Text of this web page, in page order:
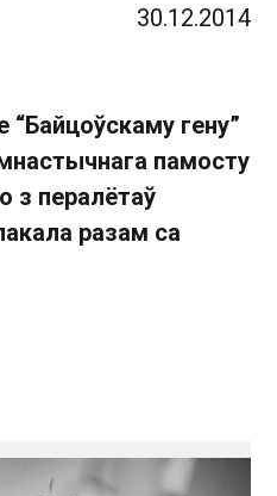
30.12.2014
гену”
памосту
з пералётаў
разам са